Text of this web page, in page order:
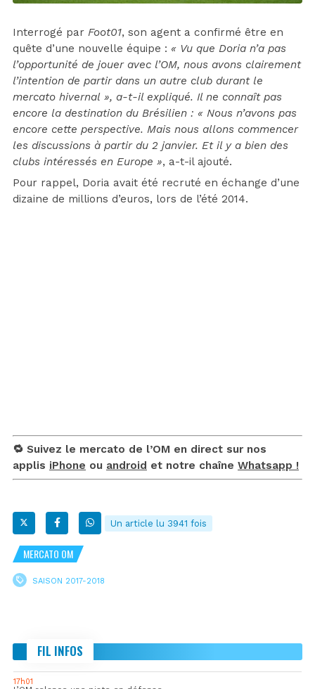
Interrogé par Foot01, son agent a confirmé être en
quête d’une nouvelle équipe : « Vu que Doria n’a pas
l’opportunité de jouer avec l’OM, nous avons clairement
l’intention de partir dans un autre club durant le
mercato hivernal », a-t-il expliqué. Il ne connaît pas
encore la destination du Brésilien : « Nous n’avons pas
encore cette perspective. Mais nous allons commencer
les discussions à partir du 2 janvier. Et il y a bien des
clubs intéressés en Europe », a-t-il ajouté.
Pour rappel, Doria avait été recruté en échange d’une
dizaine de millions d’euros, lors de l’été 2014.
🔁 Suivez le mercato de l’OM en direct sur nos
applis iPhone ou android et notre chaîne Whatsapp !
Un article lu 3941 fois
MERCATO OM
SAISON 2017-2018
FIL INFOS
17h01